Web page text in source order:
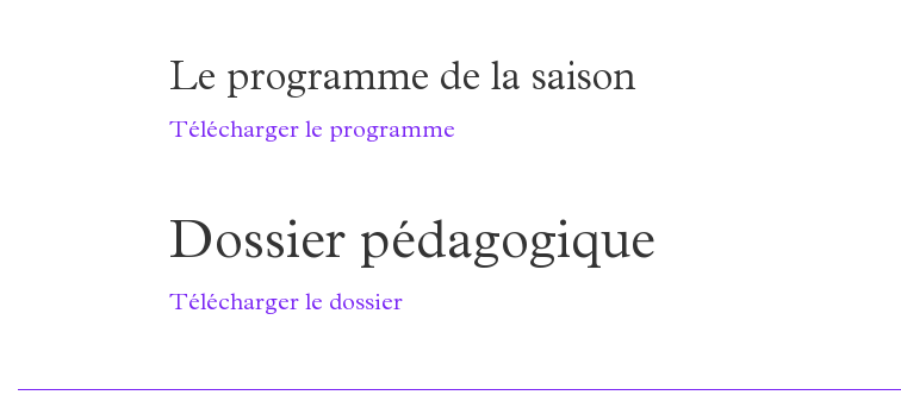
Le programme de la saison
Télécharger le programme
Dossier pédagogique
Télécharger le dossier